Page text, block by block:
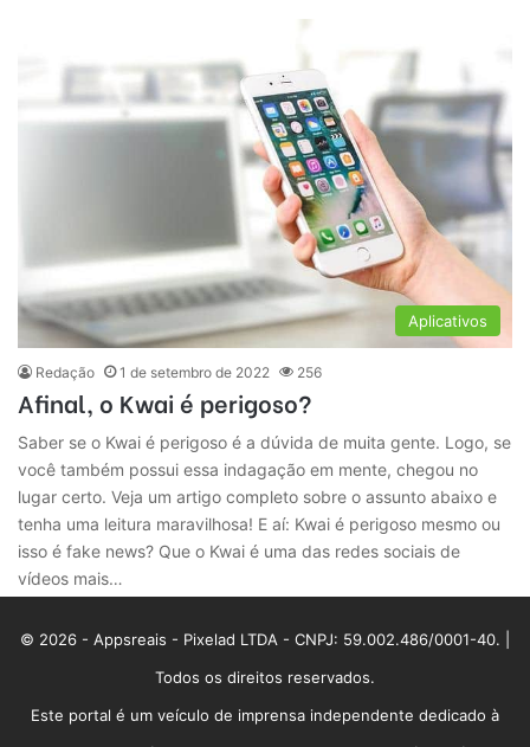
Aplicativos
Redação 1 de setembro de 2022 256
Afinal, o Kwai é perigoso?
Saber se o Kwai é perigoso é a dúvida de muita gente. Logo, se
você também possui essa indagação em mente, chegou no
lugar certo. Veja um artigo completo sobre o assunto abaixo e
tenha uma leitura maravilhosa! E aí: Kwai é perigoso mesmo ou
isso é fake news? Que o Kwai é uma das redes sociais de
vídeos mais…
© 2026 - Appsreais - Pixelad LTDA - CNPJ: 59.002.486/0001-40. |
Todos os direitos reservados.
Este portal é um veículo de imprensa independente dedicado à